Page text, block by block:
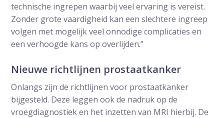
technische ingrepen waarbij veel ervaring is vereist.
Zonder grote vaardigheid kan een slechtere ingreep
volgen met mogelijk veel onnodige complicaties en
een verhoogde kans op overlijden.”
Nieuwe richtlijnen prostaatkanker
Onlangs zijn de richtlijnen voor prostaatkanker
bijgesteld. Deze leggen ook de nadruk op de
vroegdiagnostiek en het inzetten van MRI hierbij. De